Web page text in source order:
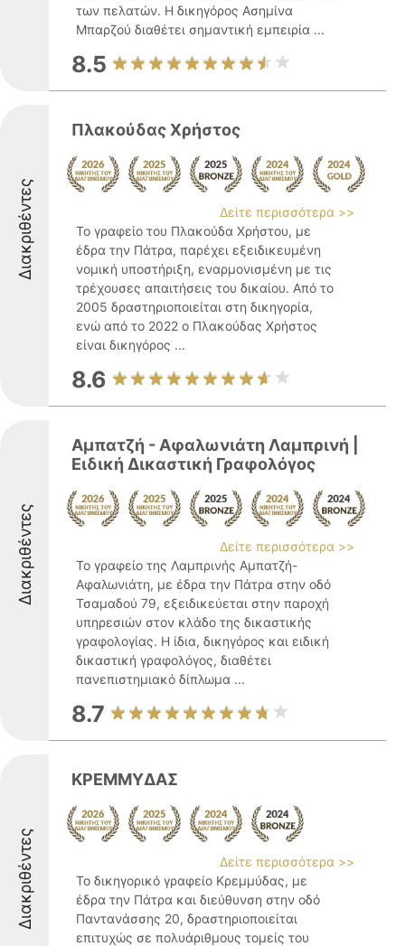
των πελατών. Η δικηγόρος Ασημίνα
Μπαρζού διαθέτει σημαντική εμπειρία ...
8.5
Διακριθέντες
Πλακούδας Χρήστος
Δείτε περισσότερα >>
Το γραφείο του Πλακούδα Χρήστου, με
έδρα την Πάτρα, παρέχει εξειδικευμένη
νομική υποστήριξη, εναρμονισμένη με τις
τρέχουσες απαιτήσεις του δικαίου. Από το
2005 δραστηριοποιείται στη δικηγορία,
ενώ από το 2022 ο Πλακούδας Χρήστος
είναι δικηγόρος ...
8.6
Διακριθέντες
Αμπατζή - Αφαλωνιάτη Λαμπρινή |
Ειδική Δικαστική Γραφολόγος
Δείτε περισσότερα >>
Το γραφείο της Λαμπρινής Αμπατζή-
Αφαλωνιάτη, με έδρα την Πάτρα στην οδό
Τσαμαδού 79, εξειδικεύεται στην παροχή
υπηρεσιών στον κλάδο της δικαστικής
γραφολογίας. Η ίδια, δικηγόρος και ειδική
δικαστική γραφολόγος, διαθέτει
πανεπιστημιακό δίπλωμα ...
8.7
Διακριθέντες
ΚΡΕΜΜΥΔΑΣ
Δείτε περισσότερα >>
Το δικηγορικό γραφείο Κρεμμύδας, με
έδρα την Πάτρα και διεύθυνση στην οδό
Παντανάσσης 20, δραστηριοποιείται
επιτυχώς σε πολυάριθμους τομείς του